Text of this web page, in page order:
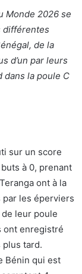
Monde 2026 se
différentes
de la
d’un par leurs
dans la poule C
sur un score
à 0, prenant
ont à la
les éperviers
leur poule
ont enregistré
plus tard.
Bénin qui est